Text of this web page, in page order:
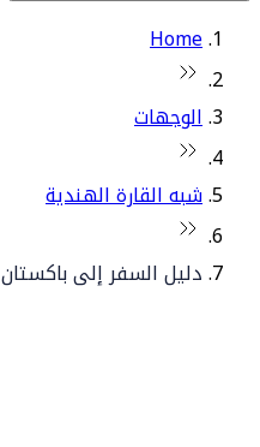
Home
الوجهات
شبه القارة الهندية
دليل السفر إلى باكستان